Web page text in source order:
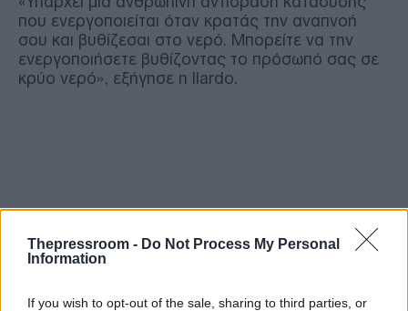
Thepressroom - Do Not Process My Personal
Information
If you wish to opt-out of the sale, sharing to third parties, or
που ενεργοποιείται όταν κρατάς την αναπνοή
σου και βυθίζεσαι στο νερό. Μπορείτε να την
ενεργοποιήσετε βυθίζοντας το πρόσωπό σας σε
κρύο νερό», εξήγησε η Ilardo.